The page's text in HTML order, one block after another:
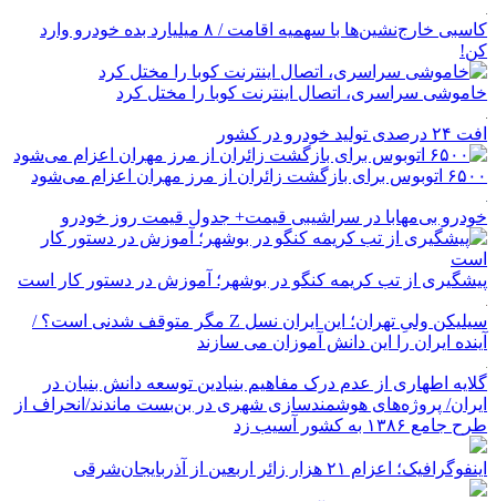
کاسبی خارج‌نشین‌ها با سهمیه اقامت / ۸ میلیارد بده خودرو وارد
کن!
خاموشی سراسری، اتصال اینترنت کوبا را مختل کرد
افت ۲۴ درصدی تولید خودرو در کشور
۶۵۰۰ اتوبوس برای بازگشت زائران از مرز مهران اعزام می‌شود
خودرو بی‌مهابا در سراشیبی قیمت+ جدول قیمت روز خودرو
پیشگیری از تب کریمه کنگو در بوشهر؛ آموزش در دستور کار است
سیلیکن ولیِ تهران؛ این ایران نسل Z مگر متوقف شدنی است؟ /
آینده ایران را این دانش آموزان می سازند
گلایه اطهاری از عدم درک مفاهیم بنیادین توسعه دانش بنیان در
ایران/ پروژه‌های هوشمندسازی شهری در بن‌بست ماندند/انحراف از
طرح جامع ۱۳۸۶ به کشور آسیب زد
اینفوگرافیک؛ اعزام ۲۱ هزار زائر اربعین از آذربایجان‌شرقی